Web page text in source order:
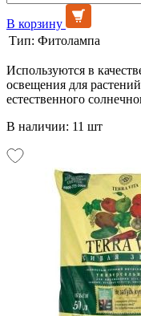
В корзину
Тип: Фитолампа
Используются в
освещения для
естественного
В наличии: 11 шт